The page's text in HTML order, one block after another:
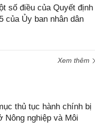
số điều của Quyết định
của Ủy ban nhân dân
Xem thêm
thủ tục hành chính bị
Nông nghiệp và Môi